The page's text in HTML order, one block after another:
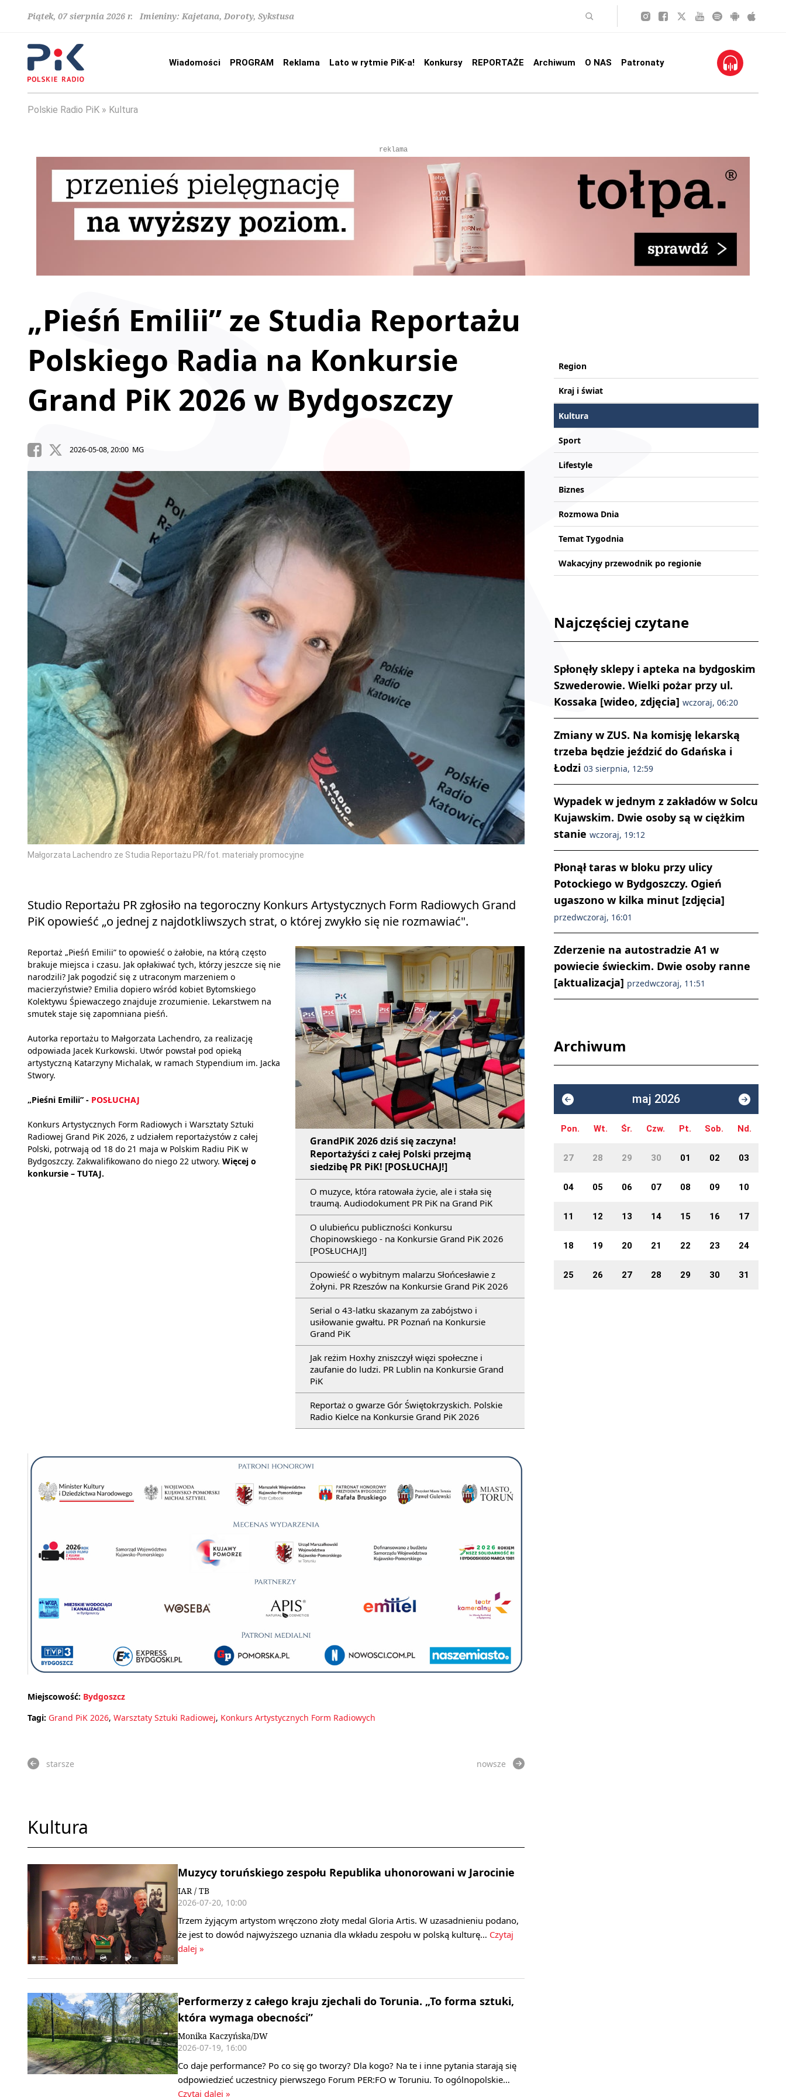
Piątek, 07 sierpnia 2026 r. Imieniny: Kajetana, Doroty, Sykstusa
Wiadomości PROGRAM Reklama Lato w rytmie PiK-a! Konkursy REPORTAŻE Archiwum O NAS Patronaty
Polskie Radio PiK Kultura
reklama
„Pieśń Emilii” ze Studia Reportażu
Polskiego Radia na Konkursie
Grand PiK 2026 w Bydgoszczy
2026-05-08, 20:00 MG
Małgorzata Lachendro ze Studia Reportażu PR/fot. materiały promocyjne
Studio Reportażu PR zgłosiło na tegoroczny Konkurs Artystycznych Form Radiowych Grand
PiK opowieść „o jednej z najdotkliwszych strat, o której zwykło się nie rozmawiać".
GrandPiK 2026 dziś się zaczyna!
Reportażyści z całej Polski przejmą
siedzibę PR PiK! [POSŁUCHAJ!]
O muzyce, która ratowała życie, ale i stała się
traumą. Audiodokument PR PiK na Grand PiK
O ulubieńcu publiczności Konkursu
Chopinowskiego - na Konkursie Grand PiK 2026
[POSŁUCHAJ!]
Opowieść o wybitnym malarzu Słońcesławie z
Żołyni. PR Rzeszów na Konkursie Grand PiK 2026
Serial o 43-latku skazanym za zabójstwo i
usiłowanie gwałtu. PR Poznań na Konkursie
Grand PiK
Jak reżim Hoxhy zniszczył więzi społeczne i
zaufanie do ludzi. PR Lublin na Konkursie Grand
PiK
Reportaż o gwarze Gór Świętokrzyskich. Polskie
Radio Kielce na Konkursie Grand PiK 2026
Reportaż „Pieśń Emilii” to opowieść o żałobie, na którą często
brakuje miejsca i czasu. Jak opłakiwać tych, którzy jeszcze się nie
narodzili? Jak pogodzić się z utraconym marzeniem o
macierzyństwie? Emilia dopiero wśród kobiet Bytomskiego
Kolektywu Śpiewaczego znajduje zrozumienie. Lekarstwem na
smutek staje się zapomniana pieśń.
Autorka reportażu to Małgorzata Lachendro, za realizację
odpowiada Jacek Kurkowski. Utwór powstał pod opieką
artystyczną Katarzyny Michalak, w ramach Stypendium im. Jacka
Stwory.
„Pieśni Emilii” - POSŁUCHAJ
Konkurs Artystycznych Form Radiowych i Warsztaty Sztuki
Radiowej Grand PiK 2026, z udziałem reportażystów z całej
Polski, potrwają od 18 do 21 maja w Polskim Radiu PiK w
Bydgoszczy. Zakwalifikowano do niego 22 utwory. Więcej o
konkursie – TUTAJ.
Miejscowość: Bydgoszcz
Tagi: Grand PiK 2026, Warsztaty Sztuki Radiowej, Konkurs Artystycznych Form Radiowych
starsze nowsze
Kultura
Muzycy toruńskiego zespołu Republika uhonorowani w Jarocinie
IAR / TB
2026-07-20, 10:00
Trzem żyjącym artystom wręczono złoty medal Gloria Artis. W uzasadnieniu podano,
że jest to dowód najwyższego uznania dla wkładu zespołu w polską kulturę… Czytaj
dalej »
Performerzy z całego kraju zjechali do Torunia. „To forma sztuki,
która wymaga obecności”
Monika Kaczyńska/DW
2026-07-19, 16:00
Co daje performance? Po co się go tworzy? Dla kogo? Na te i inne pytania starają się
odpowiedzieć uczestnicy pierwszego Forum PER:FO w Toruniu. To ogólnopolskie…
Czytaj dalej »
Region
Kraj i świat
Kultura
Sport
Lifestyle
Biznes
Rozmowa Dnia
Temat Tygodnia
Wakacyjny przewodnik po regionie
Najczęściej czytane
Spłonęły sklepy i apteka na bydgoskim
Szwederowie. Wielki pożar przy ul.
Kossaka [wideo, zdjęcia] wczoraj, 06:20
Zmiany w ZUS. Na komisję lekarską
trzeba będzie jeździć do Gdańska i
Łodzi 03 sierpnia, 12:59
Wypadek w jednym z zakładów w Solcu
Kujawskim. Dwie osoby są w ciężkim
stanie wczoraj, 19:12
Płonął taras w bloku przy ulicy
Potockiego w Bydgoszczy. Ogień
ugaszono w kilka minut [zdjęcia]
przedwczoraj, 16:01
Zderzenie na autostradzie A1 w
powiecie świeckim. Dwie osoby ranne
[aktualizacja] przedwczoraj, 11:51
Archiwum
maj 2026
Pon. Wt. Śr. Czw. Pt. Sob. Nd.
27 28 29 30 01 02 03
04 05 06 07 08 09 10
11 12 13 14 15 16 17
18 19 20 21 22 23 24
25 26 27 28 29 30 31